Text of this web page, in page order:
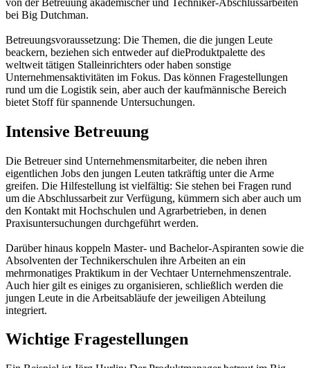
bei Big Dutchman.
Betreuungsvoraussetzung: Die Themen, die die jungen Leute
beackern, beziehen sich entweder auf dieProduktpalette des
weltweit tätigen Stalleinrichters oder haben sonstige
Unternehmensaktivitäten im Fokus. Das können Fragestellungen
rund um die Logistik sein, aber auch der kaufmännische Bereich
bietet Stoff für spannende Untersuchungen.
Intensive Betreuung
Die Betreuer sind Unternehmensmitarbeiter, die neben ihren
eigentlichen Jobs den jungen Leuten tatkräftig unter die Arme
greifen. Die Hilfestellung ist vielfältig: Sie stehen bei Fragen rund
um die Abschlussarbeit zur Verfügung, kümmern sich aber auch um
den Kontakt mit Hochschulen und Agrarbetrieben, in denen
Praxisuntersuchungen durchgeführt werden.
Darüber hinaus koppeln Master- und Bachelor-Aspiranten sowie die
Absolventen der Technikerschulen ihre Arbeiten an ein
mehrmonatiges Praktikum in der Vechtaer Unternehmenszentrale.
Auch hier gilt es einiges zu organisieren, schließlich werden die
jungen Leute in die Arbeitsabläufe der jeweiligen Abteilung
integriert.
Wichtige Fragestellungen